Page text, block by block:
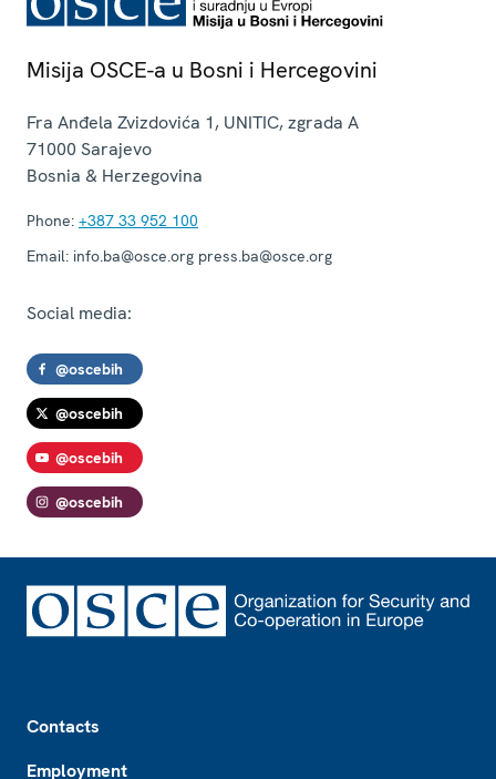
Misija OSCE-a u Bosni i Hercegovini
Fra Anđela Zvizdovića 1, UNITIC, zgrada A
71000 Sarajevo
Bosnia & Herzegovina
Phone: +387 33 952 100
Email: info.ba@osce.org press.ba@osce.org
Social media:
@oscebih
@oscebih
@oscebih
@oscebih
Contacts
Employment